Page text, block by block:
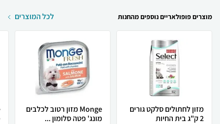
מוצרים פופולאריים נוספים מהחנות לכל המוצרים
מזון לחתולים סלקט גורים
2 ק"ג בית החיות
Monge מזון רטוב לכלבים
מונג' פטה סלומון ...